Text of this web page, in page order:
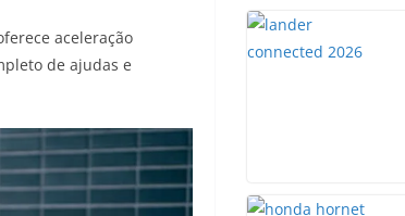
aceleração
de ajudas e